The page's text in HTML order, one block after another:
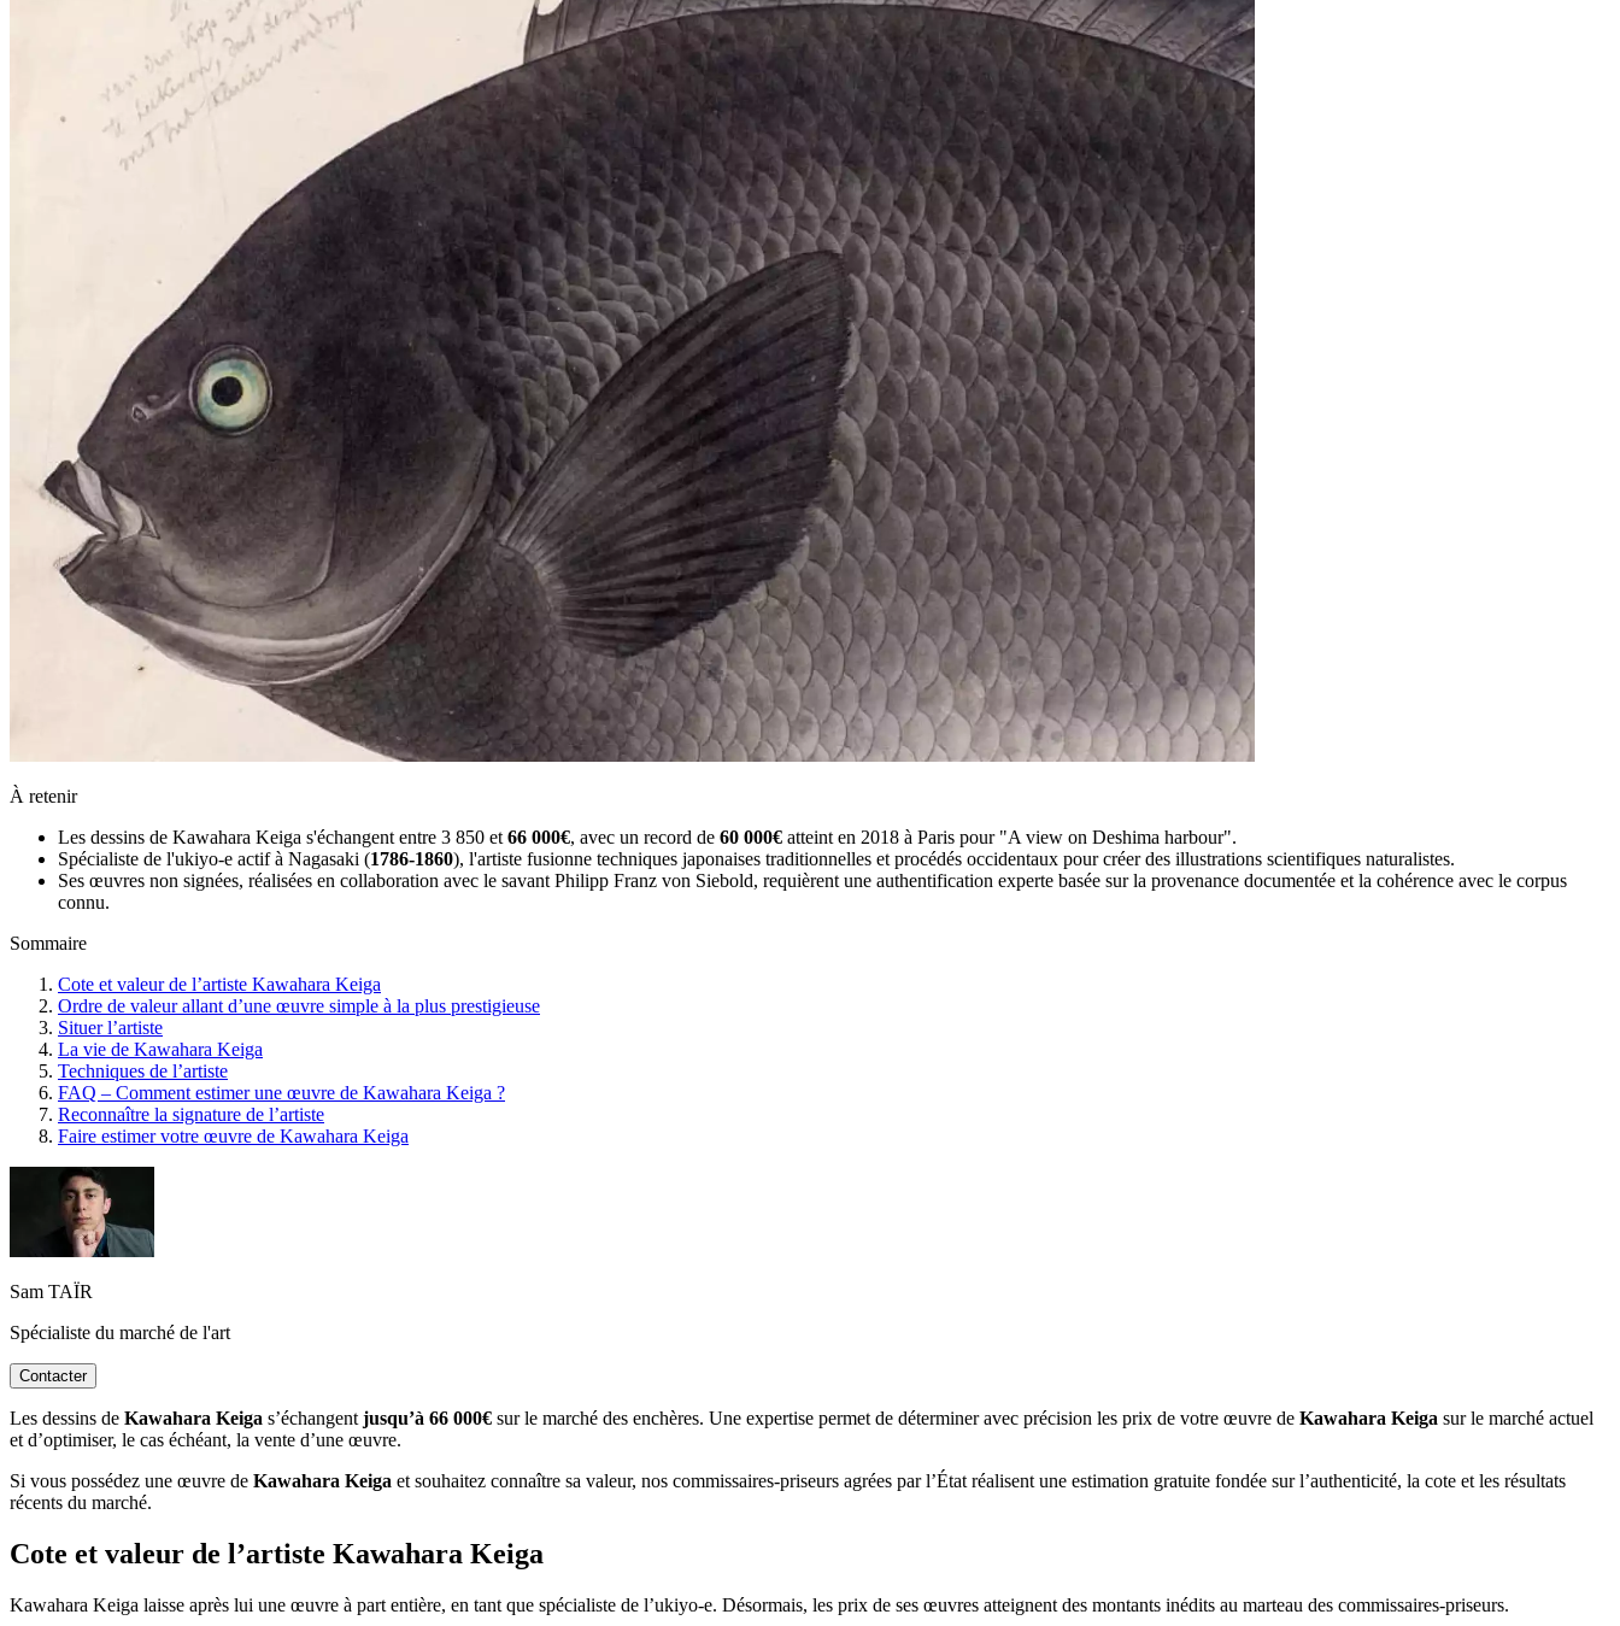
À retenir
Les dessins de Kawahara Keiga s'échangent entre 3 850 et 66 000€, avec un record de 60 000€ atteint en 2018 à Paris pour "A view on Deshima harbour".
Spécialiste de l'ukiyo-e actif à Nagasaki (1786-1860), l'artiste fusionne techniques japonaises traditionnelles et procédés occidentaux pour créer des illustrations scientifiques naturalistes.
Ses œuvres non signées, réalisées en collaboration avec le savant Philipp Franz von Siebold, requièrent une authentification experte basée sur la provenance documentée et la cohérence avec le corpus
connu.
Sommaire
Cote et valeur de l’artiste Kawahara Keiga
Ordre de valeur allant d’une œuvre simple à la plus prestigieuse
Situer l’artiste
La vie de Kawahara Keiga
Techniques de l’artiste
FAQ – Comment estimer une œuvre de Kawahara Keiga ?
Reconnaître la signature de l’artiste
Faire estimer votre œuvre de Kawahara Keiga
Sam TAÏR
Spécialiste du marché de l'art
Contacter
Les dessins de Kawahara Keiga s’échangent jusqu’à 66 000€ sur le marché des enchères. Une expertise permet de déterminer avec précision les prix de votre œuvre de Kawahara Keiga sur le marché actuel
et d’optimiser, le cas échéant, la vente d’une œuvre.
Si vous possédez une œuvre de Kawahara Keiga et souhaitez connaître sa valeur, nos commissaires-priseurs agrées par l’État réalisent une estimation gratuite fondée sur l’authenticité, la cote et les résultats
récents du marché.
Cote et valeur de l’artiste Kawahara Keiga
Kawahara Keiga laisse après lui une œuvre à part entière, en tant que spécialiste de l’ukiyo-e. Désormais, les prix de ses œuvres atteignent des montants inédits au marteau des commissaires-priseurs.